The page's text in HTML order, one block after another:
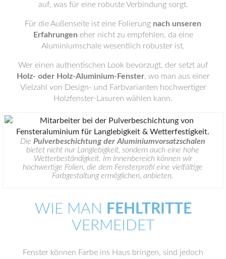
auf, was für eine robuste Verbindung sorgt.
Für die Außenseite ist eine Folierung nach unseren
Erfahrungen eher nicht zu empfehlen, da eine
Aluminiumschale wesentlich robuster ist.
Wer einen authentischen Look bevorzugt, der setzt auf
Holz- oder Holz-Aluminium-Fenster, wo man aus einer
Vielzahl von Design- und Farbvarianten hochwertiger
Holzfenster-Lasuren wählen kann.
DiePulverbeschichtung der Aluminiumvorsatzschalen
bietet nicht nur Langlebigkeit, sondern auch eine hohe
Wetterbeständigkeit. Im Innenbereich können wir
hochwertige Folien, die dem Fensterprofil eine vielfältige
Farbgestaltung ermöglichen, anbieten.
WIE MAN FEHLTRITTE
VERMEIDET
Fenster können Farbe ins Haus bringen, sind jedoch